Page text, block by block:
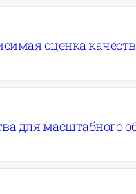
оценка
для масштабного